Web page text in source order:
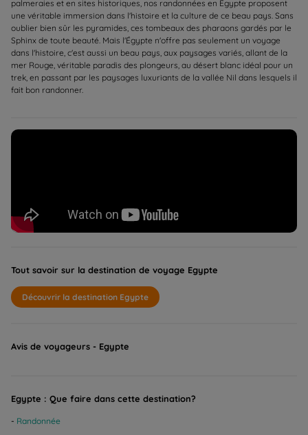
palmeraies et en sites historiques, nos randonnées en Égypte proposent
une véritable immersion dans l'histoire et la culture de ce beau pays. Sans
oublier bien sûr les pyramides, ces tombeaux des pharaons gardés par le
Sphinx de toute beauté. Mais l'Égypte n'offre pas seulement un voyage
dans l'histoire, c'est aussi un beau pays, aux paysages variés, allant de la
mer Rouge, véritable paradis des plongeurs, au désert blanc idéal pour un
trek, en passant par les paysages luxuriants de la vallée Nil dans lesquels il
fait bon randonner.
Tout savoir sur la destination de voyage Egypte
Découvrir la destination Egypte
Avis de voyageurs - Egypte
Egypte : Que faire dans cette destination?
Randonnée